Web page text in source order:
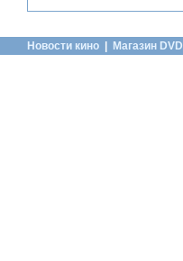
Новости кино Магазин DVD